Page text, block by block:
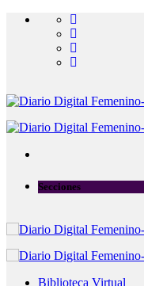
Secciones
Biblioteca Virtual